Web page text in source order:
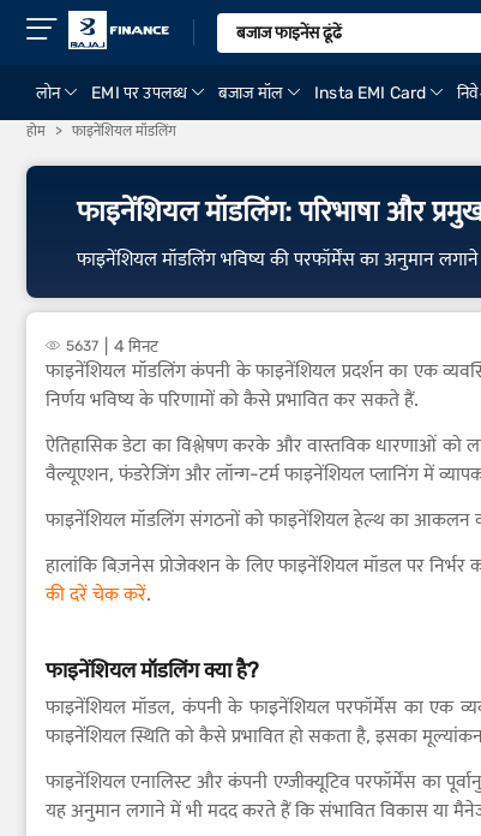
लोन EMI पर उपलब्ध बजाज मॉल Insta EMI Card
होम फाइनेंशियल मॉडलिंग
फाइनेंशियल मॉडलिंग: परिभाषा और
फाइनेंशियल मॉडलिंग भविष्य की परफॉर्मेंस का अनुमान
5637 4 मिनट
फाइनेंशियल मॉडलिंग कंपनी के फाइनेंशियल प्रदर्शन का एक
निर्णय भविष्य के परिणामों को कैसे प्रभावित कर सकते हैं.
ऐतिहासिक डेटा का विश्लेषण करके और वास्तविक धारणाओं
वैल्यूएशन, फंडरेजिंग और लॉन्ग-टर्म फाइनेंशियल प्लानिंग में
फाइनेंशियल मॉडलिंग संगठनों को फाइनेंशियल हेल्थ का आकलन
हालांकि बिज़नेस प्रोजेक्शन के लिए फाइनेंशियल मॉडल पर
की दरें चेक करें.
फाइनेंशियल मॉडलिंग क्या है?
फाइनेंशियल मॉडल, कंपनी के फाइनेंशियल परफॉर्मेंस का एक
फाइनेंशियल स्थिति को कैसे प्रभावित हो सकता है, इसका
फाइनेंशियल एनालिस्ट और कंपनी एग्जीक्यूटिव परफॉर्मेंस का
यह अनुमान लगाने में भी मदद करते हैं कि संभावित विकास या